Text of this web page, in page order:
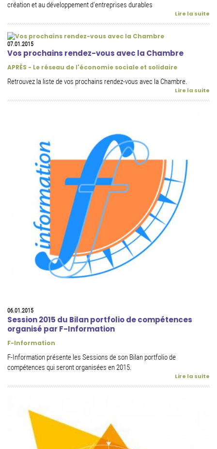
création et au développement d'entreprises durables
Lire la suite
07.01.2015
Vos prochains rendez-vous avec la Chambre
APRÈS - Le réseau de l'économie sociale et solidaire
Retrouvez la liste de vos prochains rendez-vous avec la Chambre.
Lire la suite
06.01.2015
Session 2015 du Bilan portfolio de compétences
organisé par F-Information
F-Information
F-Information présente les Sessions de son Bilan portfolio de
compétences qui seront organisées en 2015.
Lire la suite